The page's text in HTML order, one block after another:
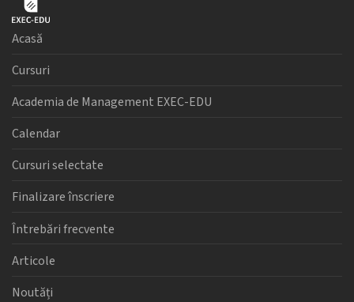
Acasă
Cursuri
Academia de Management EXEC-EDU
Calendar
Cursuri selectate
Finalizare înscriere
Întrebări frecvente
Articole
Noutăți